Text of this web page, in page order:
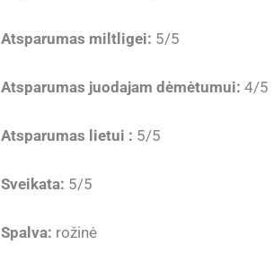
Atsparumas miltligei: 5/5
Atsparumas juodajam dėmėtumui: 4/5
Atsparumas lietui : 5/5
Sveikata: 5/5
Spalva: rožinė